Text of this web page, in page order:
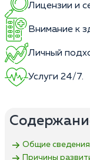
Лицензии и
Внимание к
Личный
Услуги 24/7.
Общие сведения
Причины